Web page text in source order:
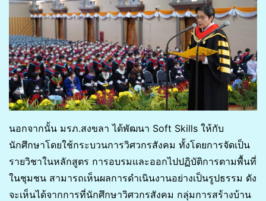
นอกจากนั้น มรภ.สงขลา ได้พัฒนา Soft Skills ให้กับ
นักศึกษาโดยใช้กระบวนการวิศวกรสังคม ทั้งโดยการจัดเป็น
รายวิชาในหลักสูตร การอบรมและออกไปปฏิบัติการตามพื้นที่
ในชุมชน สามารถเห็นผลการดำเนินงานอย่างเป็นรูปธรรม ดัง
จะเห็นได้จากการที่นักศึกษาวิศวกรสังคม กลุ่มการสร้างบ้าน